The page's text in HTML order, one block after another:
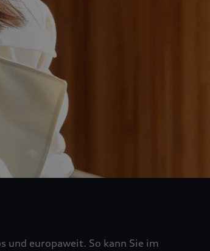
und europaweit. So kann Sie im